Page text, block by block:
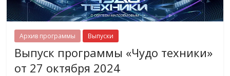
Архив программы Выпуски
Выпуск программы «Чудо техники»
от 27 октября 2024